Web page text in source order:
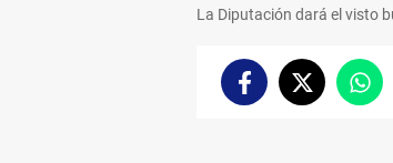
La Diputación dará el visto
FacebookTwitter